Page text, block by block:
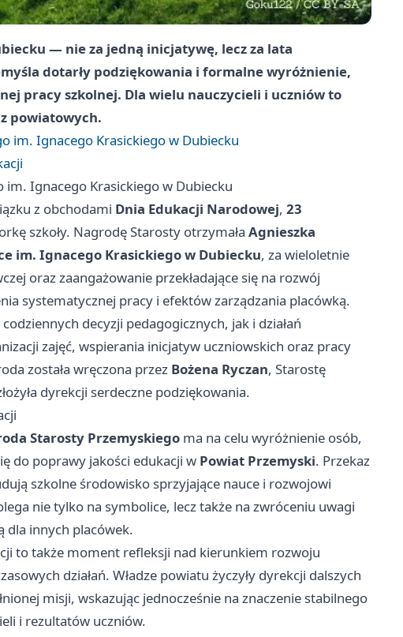
— nie za jedną inicjatywę, lecz za lata
dotarły podziękowania i formalne wyróżnienie,
pracy szkolnej. Dla wielu nauczycieli i uczniów to
powiatowych.
im. Ignacego Krasickiego w Dubiecku
im. Ignacego Krasickiego w Dubiecku
z obchodami Dnia Edukacji Narodowej, 23
szkoły. Nagrodę Starosty otrzymała Agnieszka
im. Ignacego Krasickiego w Dubiecku, za wieloletnie
oraz zaangażowanie przekładające się na rozwój
systematycznej pracy i efektów zarządzania placówką.
decyzji pedagogicznych, jak i działań
zajęć, wspierania inicjatyw uczniowskich oraz pracy
została wręczona przez Bożena Ryczan, Starostę
dyrekcji serdeczne podziękowania.
Starosty Przemyskiego ma na celu wyróżnienie osób,
do poprawy jakości edukacji w Powiat Przemyski. Przekaz
szkolne środowisko sprzyjające nauce i rozwojowi
nie tylko na symbolice, lecz także na zwróceniu uwagi
dla innych placówek.
to także moment refleksji nad kierunkiem rozwoju
działań. Władze powiatu życzyły dyrekcji dalszych
misji, wskazując jednocześnie na znaczenie stabilnego
i rezultatów uczniów.